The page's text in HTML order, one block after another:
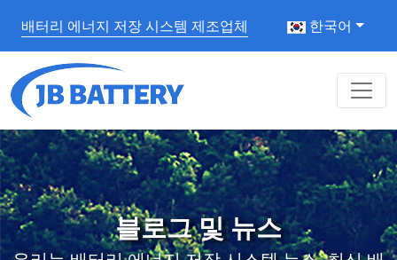
배터리 에너지 저장 시스템 제조업체 한국어
블로그 및 뉴스